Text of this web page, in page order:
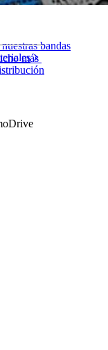
bandas
más